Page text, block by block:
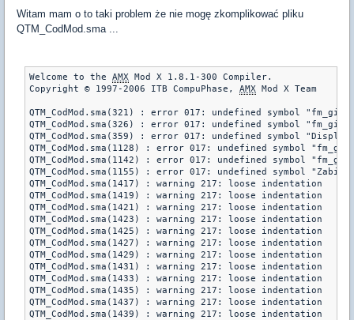
Witam mam o to taki problem że nie mogę zkomplikować pliku
QTM_CodMod.sma ...
Welcome to the AMX Mod X 1.8.1-300 Compiler.
Copyright © 1997-2006 ITB CompuPhase, AMX Mod X Team
QTM_CodMod.sma(321) : error 017: undefined symbol
QTM_CodMod.sma(326) : error 017: undefined symbol
QTM_CodMod.sma(359) : error 017: undefined symbol
QTM_CodMod.sma(1128) : error 017: undefined symbol
QTM_CodMod.sma(1142) : error 017: undefined symbol
QTM_CodMod.sma(1155) : error 017: undefined symbol
QTM_CodMod.sma(1417) : warning 217: loose indentation
QTM_CodMod.sma(1419) : warning 217: loose indentation
QTM_CodMod.sma(1421) : warning 217: loose indentation
QTM_CodMod.sma(1423) : warning 217: loose indentation
QTM_CodMod.sma(1425) : warning 217: loose indentation
QTM_CodMod.sma(1427) : warning 217: loose indentation
QTM_CodMod.sma(1429) : warning 217: loose indentation
QTM_CodMod.sma(1431) : warning 217: loose indentation
QTM_CodMod.sma(1433) : warning 217: loose indentation
QTM_CodMod.sma(1435) : warning 217: loose indentation
QTM_CodMod.sma(1437) : warning 217: loose indentation
QTM_CodMod.sma(1439) : warning 217: loose indentation